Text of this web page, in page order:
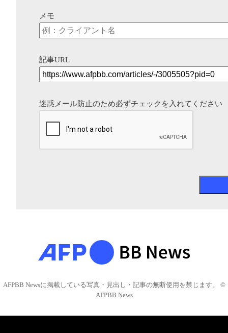
メモ
記事URL
迷惑メール防止のため必ずチェックを入れてください
AFPBB Newsに掲載している写真・見出し・記事の無断使用を禁じます。 ©
AFPBB News